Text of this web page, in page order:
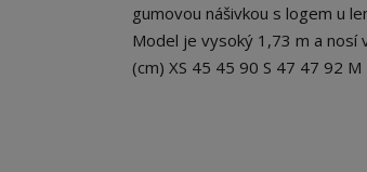
gumovou nášivkou s logem u
Model je vysoký 1,73 m a nosí
(cm) XS 45 45 90 S 47 47 92